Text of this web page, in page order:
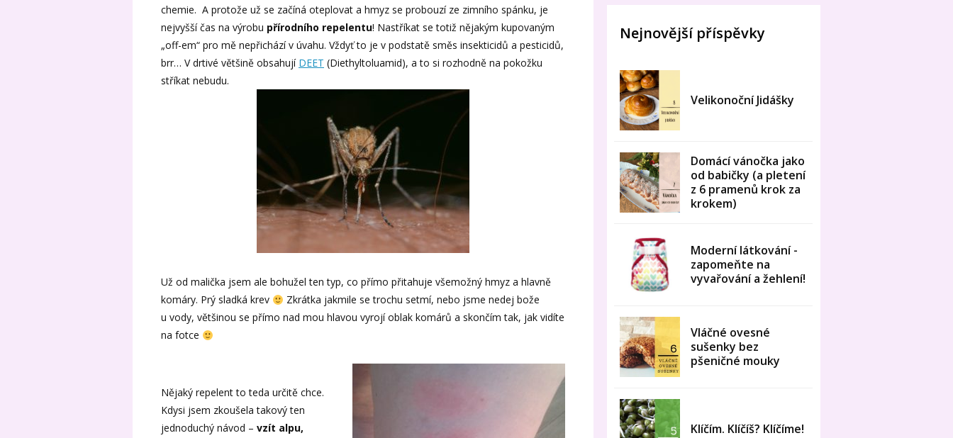
chemie. A protože už se začíná oteplovat a hmyz se probouzí ze zimního spánku, je
nejvyšší čas na výrobu přírodního repelentu! Nastříkat se totiž nějakým kupovaným
„off-em“ pro mě nepřichází v úvahu. Vždyť to je v podstatě směs insekticidů a pesticidů,
brr… V drtivé většině obsahují DEET (Diethyltoluamid), a to si rozhodně na pokožku
stříkat nebudu.
Už od malička jsem ale bohužel ten typ, co přímo přitahuje všemožný hmyz a hlavně
komáry. Prý sladká krev
Zkrátka jakmile se trochu setmí, nebo jsme nedej bože
u vody, většinou se přímo nad mou hlavou vyrojí oblak komárů a skončím tak, jak vidíte
na fotce
Nějaký repelent to teda určitě chce.
Kdysi jsem zkoušela takový ten
jednoduchý návod – vzít alpu,
Nejnovější příspěvky
Velikonoční Jidášky
Domácí vánočka jako
od babičky (a pletení
z 6 pramenů krok za
krokem)
Moderní látkování -
zapomeňte na
vyvařování a žehlení!
Vláčné ovesné
sušenky bez
pšeničné mouky
Klíčím. Klíčíš? Klíčíme!